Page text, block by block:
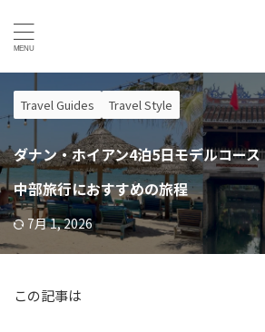
Travel Guides Travel Style
ダナン・ホイアン4泊5日モデルコー
中部旅行におすすめの旅程
7月 1, 2026
この記事は